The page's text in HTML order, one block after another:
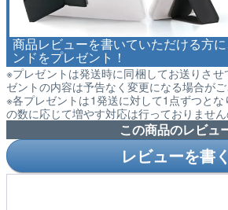
商品レビューを書いていただける方
ンドをプレゼント！
※プレゼントは発送時に同梱してお送りさ
ゼントの内容は予告なく変更になる場合がご
※各プレゼントは1発送に対して1点ずつと
の数に応じて増やす対応は行っておりません
この商品のレビュ
レビューを書